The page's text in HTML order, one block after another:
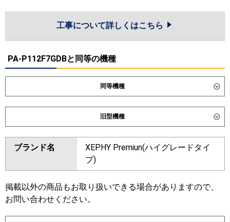
工事について詳しくはこちら
PA-P112F7GDBと同等の機種
同等機種
ダイキン SSRB112DD
東芝 GBXB11213MUB
三菱電機 PDZX-DHRMP112G6 PDZX-
ZRMP112G6
日立 RCB-GP112RGHP11
三菱重工
FDRZ1126HP6S-sil
FDRZ1126HP6S-ca
旧型機種
ダイキン SSRB112CD SSRB112BYD
SSRB112BJD SSRB112BFD
SSRB112BCD
東芝 RBXB11233MUB RBXB11233MU
三菱電機 PDZX-DHRMP112G5
ZRMP112G5 PDZX-DHRMP112G4
ブランド名
XEPHY Premiun(ハイグレードタイ
プ)
掲載以外の商品もお取り扱いできる場合がありますので、
お問い合わせください。